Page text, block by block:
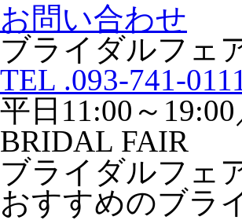
お問い合わせ
ブライダルフェ
TEL .093-741-0111
平日11:00～
BRIDAL FAIR
ブライダルフェ
おすすめのブラ